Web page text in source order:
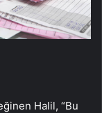
Halil, “Bu